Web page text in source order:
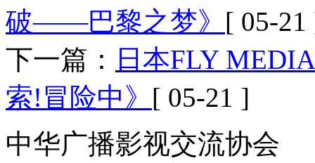
破——巴黎之梦》 [ 05-21
下一篇：
日本FLY
索!冒险中》 [ 05-21 ]
中华广播影视交流协会